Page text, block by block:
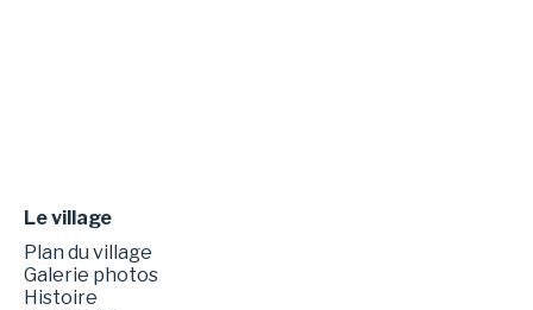
Le village
Plan du village
Galerie photos
Histoire